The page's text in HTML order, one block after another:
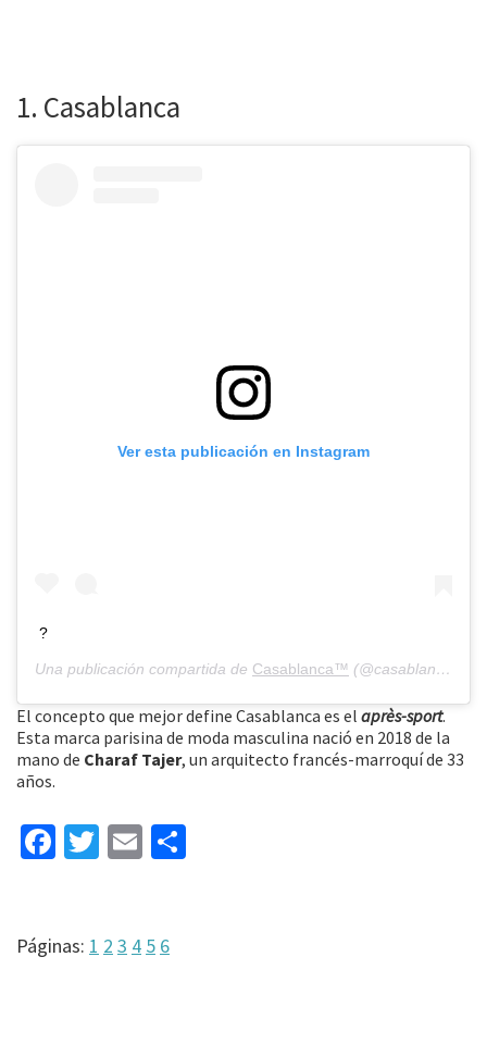
1. Casablanca
Ver esta publicación en Instagram
?
Una publicación compartida de Casablanca™ (@casablancabrand) el
El concepto que mejor define Casablanca es el après-sport.
Esta marca parisina de moda masculina nació en 2018 de la
mano de Charaf Tajer, un arquitecto francés-marroquí de 33
años.
Fa
o
T
er
E
l
Páginas: Página
1 Página
2 Página
3 Página
4 Página
5 Página
6